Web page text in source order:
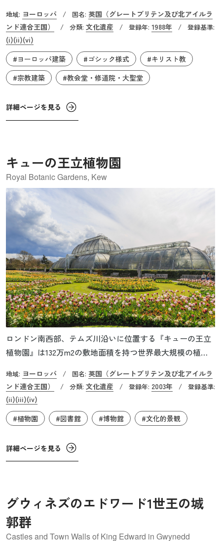
ト・マーティン教会を擁し、イギリスにおけるキリスト教
信仰の中心となっています。6世紀末、ローマ教皇がイング
ランドのキリスト教化のため「カンタベリーのアウグステ
ィヌス」を送り出して以来、セント・オーガスティン（聖
アウグスティヌス）修道院などが建設され、布教の中心地
道院跡は、国内の歴史的建造物を保護する目的でイギリス
地域: ヨーロッパ / 国名: 英国（グレートブリテン及び北アイルラ
ンド連合王国）
/ 分類: 文化遺産 / 登録年: 1988年 / 登録基準:
(i)(ii)(vi)
#ヨーロッパ建築
#ゴシック様式
#キリスト教
#宗教建築
#教会堂・修道院・大聖堂
詳細ページを見る
キューの王立植物園
Royal Botanic Gardens, Kew
ロンドン南西部、テムズ川沿いに位置する『キューの王立
植物園』は132万m2の敷地面積を持つ世界最大規模の植物
創建されて以来、何世紀にもわたって集められてきた莫大
な植物学的コレクション（希少植物、海外から採集した植
物、資料など）が展示されています。また国際的に知られ
ている造園家のチャールズ・ブリッジマンやウィリアム・
できます。キュー植物園の景観デザインや庭園、建物、植
物コレクションは後に世界中に広まったガーデンアートと
地域: ヨーロッパ / 国名: 英国（グレートブリテン及び北アイルラ
ンド連合王国）
/ 分類: 文化遺産 / 登録年: 2003年 / 登録基準:
(ii)(iii)(iv)
#植物園
#図書館 #博物館 #文化的景観
詳細ページを見る
グウィネズのエドワード1世王の城
郭群
Castles and Town Walls of King Edward in Gwynedd